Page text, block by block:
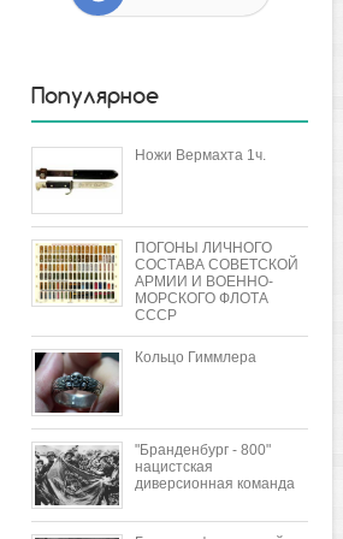
Популярное
Ножи Вермахта 1ч.
ПОГОНЫ ЛИЧНОГО
СОСТАВА СОВЕТСКОЙ
АРМИИ И ВОЕННО-
МОРСКОГО ФЛОТА
СССР
Кольцо Гиммлера
"Бранденбург - 800"
нацистская
диверсионная команда